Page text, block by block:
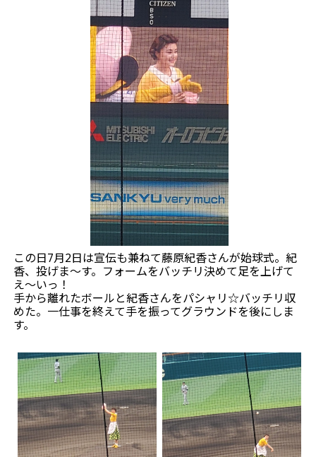
この日7月2日は宣伝も兼ねて藤原紀香さんが始球式。紀
香、投げま～す。フォームをバッチリ決めて足を上げて
え～いっ！
手から離れたボールと紀香さんをパシャリ☆バッチリ収
めた。一仕事を終えて手を振ってグラウンドを後にしま
す。